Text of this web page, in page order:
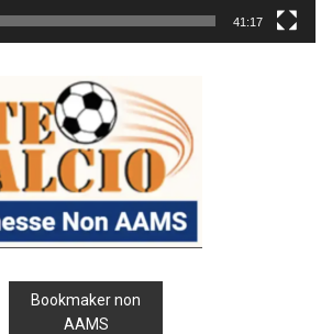
41:17
Bookmaker non
AAMS